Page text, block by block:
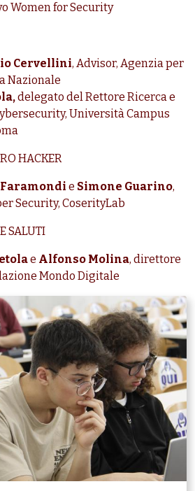
Women for Security
Cervellini, Advisor, Agenzia per
Nazionale
delegato del Rettore Ricerca e
Università Campus
HACKER
Faramondi e Simone Guarino,
Security, CoserityLab
SALUTI
e Alfonso Molina, direttore
Mondo Digitale